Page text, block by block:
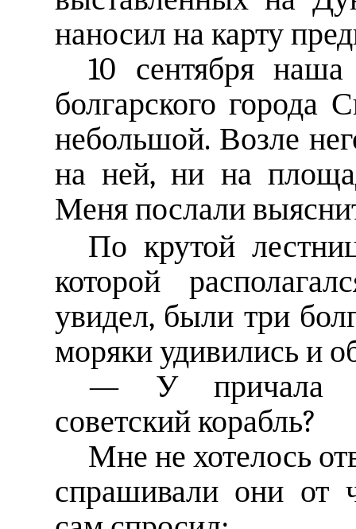
наносил на карту
10 сентября
болгарского города
небольшой. Возле
на ней, ни на
Меня послали
По крутой
которой
увидел, были три
моряки удивились и
— У причала
советский корабль?
Мне не хотелось
спрашивали они от